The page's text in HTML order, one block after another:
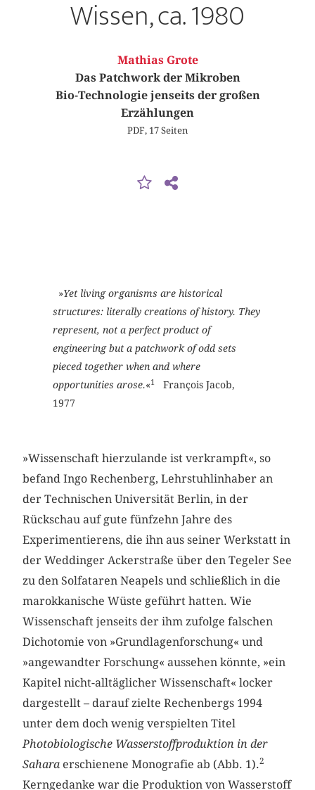
Wissen, ca. 1980
Mathias Grote
Das Patchwork der Mikroben
Bio-Technologie jenseits der großen
Erzählungen
PDF, 17 Seiten
»Yet living organisms are historical
structures: literally creations of history. They
­represent, not a perfect product of
engineering but a patchwork of odd sets
pieced together when and where
opportunities arose.«1François Jacob,
1977
»Wissenschaft hierzulande ist verkrampft«, so
befand Ingo Rechenberg, Lehrstuhlinhaber an
der Technischen Universität Berlin, in der
Rückschau auf gute fünfzehn Jahre des
Experimentierens, die ihn aus seiner Werkstatt in
der Weddinger Ackerstraße über den Tegeler See
zu den Solfataren Neapels und schließlich in die
marokkanische Wüste geführt hatten. Wie
Wissenschaft jenseits der ihm zufolge falschen
Dichotomie von »Grundlagenforschung« und
»angewandter Forschung« aussehen könnte, »ein
Kapitel nicht-alltäglicher Wissenschaft« locker
dargestellt – darauf zielte Rechenbergs 1994
unter dem doch wenig verspielten Titel
Photobiologische Wasserstoffproduktion in der
Sahara erschienene Monografie ab (Abb. 1).2
Kerngedanke war die Produktion von Wasserstoff